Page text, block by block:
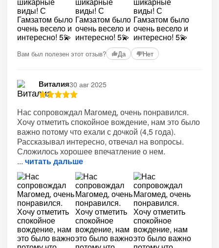
Вам был полезен этот отзыв? Да Нет
Виталия30 авг 2025
Нас сопровождал Магомед, очень понравился.
Хочу отметить спокойное вождение, нам это было
важно потому что ехали с дочкой (4,5 года).
Рассказывал интересно, отвечал на вопросы.
Сложилось хорошее впечатление о нем.
читать дальше